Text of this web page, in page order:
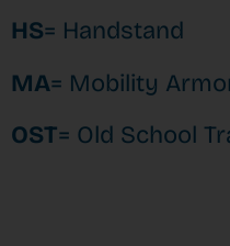
HS= Handstand
MA= Mobility
OST= Old School